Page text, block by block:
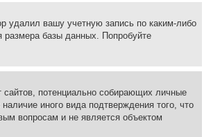
удалил вашу учетную запись по каким-либо
размера базы данных. Попробуйте
потенциально собирающих личные
иного вида подтверждения того, что
вопросам и не является объектом